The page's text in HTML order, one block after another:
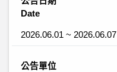
Date
2026.06.01 ~ 2026.06.07
公告單位